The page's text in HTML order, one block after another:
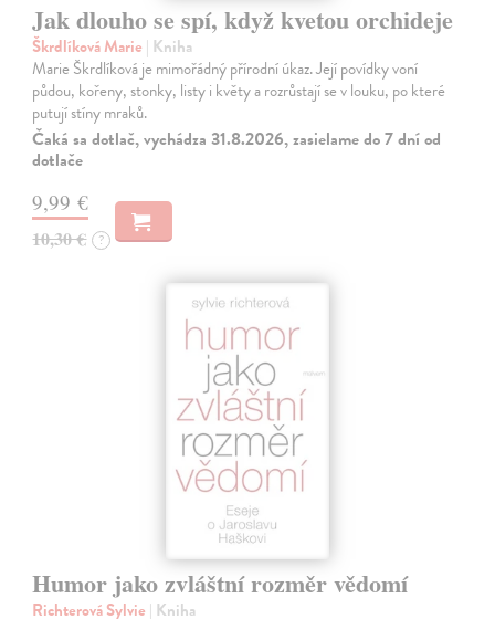
Jak dlouho se spí, když kvetou orchideje
Škrdlíková Marie | Kniha
Marie Škrdlíková je mimořádný přírodní úkaz. Její povídky voní
půdou, kořeny, stonky, listy i květy a rozrůstají se v louku, po které
putují stíny mraků.
Čaká sa dotlač, vychádza 31.8.2026, zasielame do 7 dní od
dotlače
9,99 €
10,30 € ?
Humor jako zvláštní rozměr vědomí
Richterová Sylvie | Kniha